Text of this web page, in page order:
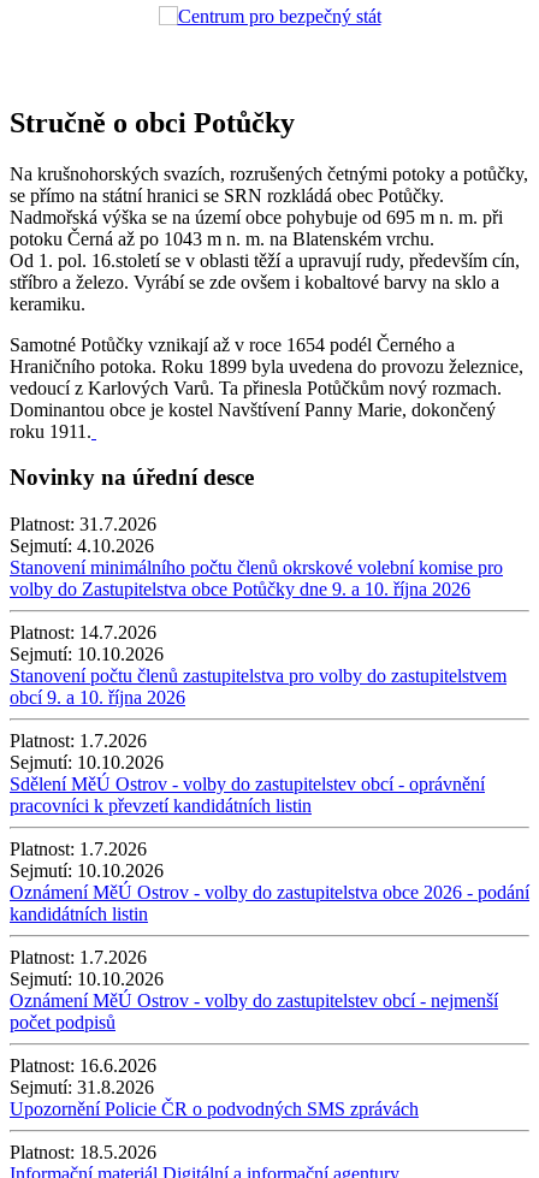
Stručně o obci Potůčky
Na krušnohorských svazích, rozrušených četnými potoky a potůčky,
se přímo na státní hranici se SRN rozkládá obec Potůčky.
Nadmořská výška se na území obce pohybuje od 695 m n. m. při
potoku Černá až po 1043 m n. m. na Blatenském vrchu.
Od 1. pol. 16.století se v oblasti těží a upravují rudy, především cín,
stříbro a železo. Vyrábí se zde ovšem i kobaltové barvy na sklo a
keramiku.
Samotné Potůčky vznikají až v roce 1654 podél Černého a
Hraničního potoka. Roku 1899 byla uvedena do provozu železnice,
vedoucí z Karlových Varů. Ta přinesla Potůčkům nový rozmach.
Dominantou obce je kostel Navštívení Panny Marie, dokončený
roku 1911.
Novinky na úřední desce
Platnost: 31.7.2026
Sejmutí: 4.10.2026
Stanovení minimálního počtu členů okrskové volební komise pro
volby do Zastupitelstva obce Potůčky dne 9. a 10. října 2026
Platnost: 14.7.2026
Sejmutí: 10.10.2026
Stanovení počtu členů zastupitelstva pro volby do zastupitelstvem
obcí 9. a 10. října 2026
Platnost: 1.7.2026
Sejmutí: 10.10.2026
Sdělení MěÚ Ostrov - volby do zastupitelstev obcí - oprávnění
pracovníci k převzetí kandidátních listin
Platnost: 1.7.2026
Sejmutí: 10.10.2026
Oznámení MěÚ Ostrov - volby do zastupitelstva obce 2026 - podání
kandidátních listin
Platnost: 1.7.2026
Sejmutí: 10.10.2026
Oznámení MěÚ Ostrov - volby do zastupitelstev obcí - nejmenší
počet podpisů
Platnost: 16.6.2026
Sejmutí: 31.8.2026
Upozornění Policie ČR o podvodných SMS zprávách
Platnost: 18.5.2026